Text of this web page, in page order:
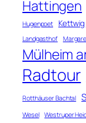
Hattingen
Hugenpoet Kettwig
Landgasthof
Mülheim
Radtour
Rotthäuser Bachtal
Wesel
Westruper